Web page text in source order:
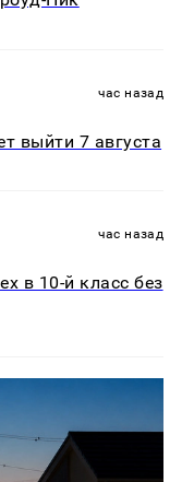
час назад
выйти 7 августа
час назад
в 10-й класс без